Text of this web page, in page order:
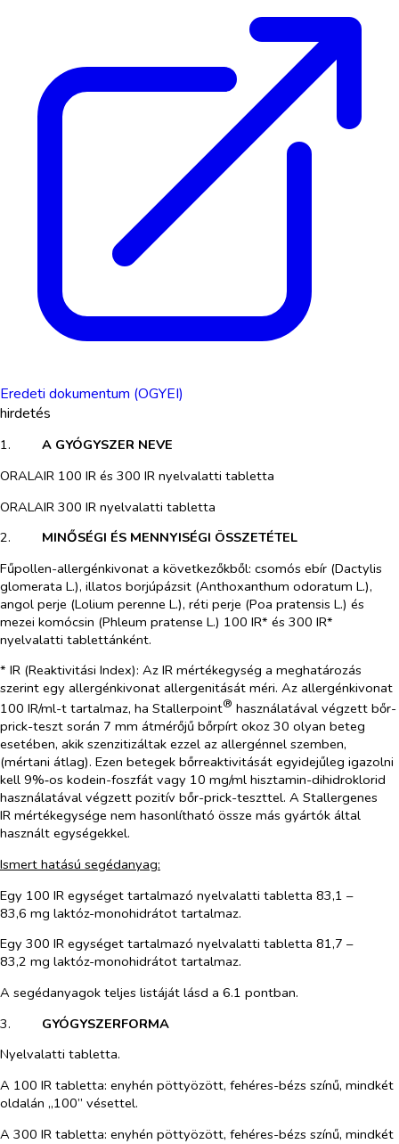
Eredeti dokumentum (OGYEI)
hirdetés
1.​
A GYÓGYSZER NEVE
ORALAIR 100 IR és 300 IR nyelvalatti tabletta
ORALAIR 300 IR nyelvalatti tabletta
2.​
MINŐSÉGI ÉS MENNYISÉGI ÖSSZETÉTEL
Fűpollen-allergénkivonat a következőkből: csomós ebír (Dactylis
glomerata L.), illatos borjúpázsit (Anthoxanthum odoratum L.),
angol perje (Lolium perenne L.), réti perje (Poa pratensis L.) és
mezei komócsin (Phleum pratense L.) 100 IR* és 300 IR*
nyelvalatti tablettánként.
* IR (Reaktivitási Index): Az IR mértékegység a meghatározás
szerint egy allergénkivonat allergenitását méri. Az allergénkivonat
100 IR/ml-t tartalmaz, ha Stallerpoint® használatával végzett bőr-
prick-teszt során 7 mm átmérőjű bőrpírt okoz 30 olyan beteg
esetében, akik szenzitizáltak ezzel az allergénnel szemben,
(mértani átlag). Ezen betegek bőrreaktivitását egyidejűleg igazolni
kell 9%‑os kodein-foszfát vagy 10 mg/ml hisztamin-dihidroklorid
használatával végzett pozitív bőr-prick-teszttel. A Stallergenes
IR mértékegysége nem hasonlítható össze más gyártók által
használt egységekkel.
Ismert hatású segédanyag:
Egy 100 IR egységet tartalmazó nyelvalatti tabletta 83,1 –
83,6 mg laktóz-monohidrátot tartalmaz.
Egy 300 IR egységet tartalmazó nyelvalatti tabletta 81,7 –
83,2 mg laktóz-monohidrátot tartalmaz.
A segédanyagok teljes listáját lásd a 6.1 pontban.
3.​
GYÓGYSZERFORMA
Nyelvalatti tabletta.
A 100 IR tabletta: enyhén pöttyözött, fehéres-bézs színű, mindkét
oldalán „100” vésettel.
A 300 IR tabletta: enyhén pöttyözött, fehéres-bézs színű, mindkét